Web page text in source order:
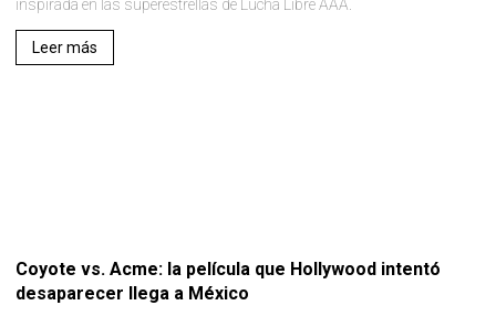
inspirada en las superestrellas de Lucha Libre AAA.
Leer más
Coyote vs. Acme: la película que Hollywood intentó
desaparecer llega a México